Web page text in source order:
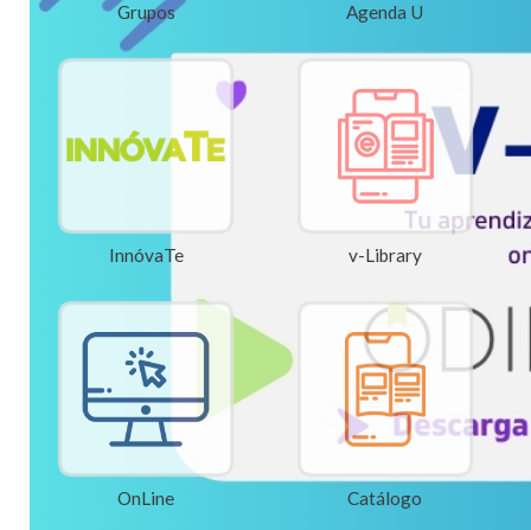
Grupos Agenda U
InnóvaTe v-Library
OnLine Catálogo